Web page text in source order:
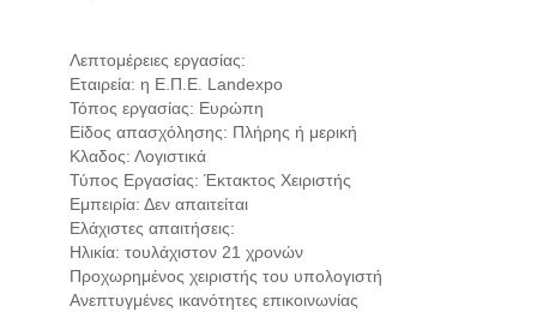
Λεπτομέρειες εργασίας:
Εταιρεία: η Ε.Π.Ε. Landexpo
Τόπος εργασίας: Ευρώπη
Είδος απασχόλησης: Πλήρης ή μερική
Κλαδος: Λογιστικά
Τύπος Εργασίας: Έκτακτος Χειριστής
Εμπειρία: Δεν απαιτείται
Ελάχιστες απαιτήσεις:
Ηλικία: τουλάχιστον 21 χρονών
Προχωρημένος χειριστής του υπολογιστή
Ανεπτυγμένες ικανότητες επικοινωνίας